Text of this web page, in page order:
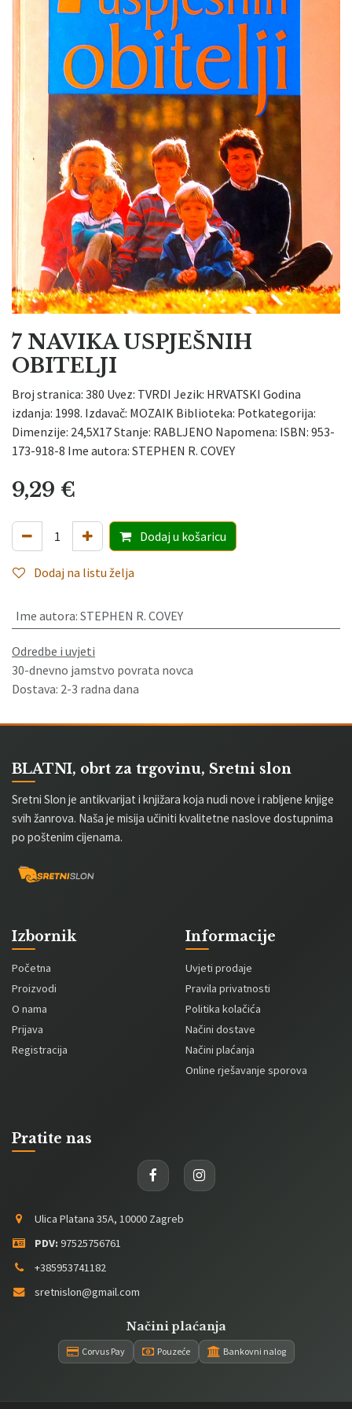
7 NAVIKA USPJEŠNIH
OBITELJI
Broj stranica: 380 Uvez: TVRDI Jezik: HRVATSKI Godina
izdanja: 1998. Izdavač: MOZAIK Biblioteka: Potkategorija:
Dimenzije: 24,5X17 Stanje: RABLJENO Napomena: ISBN: 953-
173-918-8 Ime autora: STEPHEN R. COVEY
9,29 €
Dodaju košaricu
Dodaj na listu želja
Ime autora: STEPHEN R. COVEY
Odredbe i uvjeti
30-dnevno jamstvo povrata novca
Dostava: 2-3 radna dana
BLATNI, obrt za trgovinu, Sretni slon
Sretni Slon je antikvarijat i knjižara koja nudi nove i rabljene knjige
svih žanrova. Naša je misija učiniti kvalitetne naslove dostupnima
po poštenim cijenama.
Izbornik
Početna
Proizvodi
O nama
Prijava
Registracija
Informacije
Uvjeti prodaje
Pravila privatnosti
Politika kolačića
Načini dostave
Načini plaćanja
Online rješavanje sporova
Pratite nas
Ulica Platana 35A, 10000 Zagreb
PDV: 97525756761
+385953741182
sretnislon@gmail.com
Načini plaćanja
Corvus Pay Pouzeće Bankovni nalog